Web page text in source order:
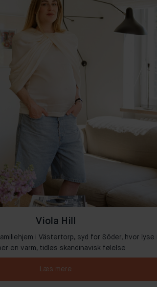
Viola Hill
i Västertorp, syd for Söder, hvor lyse
en varm, tidløs skandinavisk følelse
Læs mere